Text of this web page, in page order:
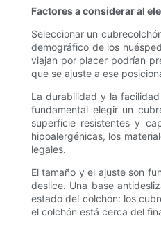
Factores a considerar al
Seleccionar un
demográfico de los
viajan por placer podrían
que se ajuste a ese
La durabilidad y la
fundamental elegir un
superficie resistentes y
hipoalergénicas, los
legales.
El tamaño y el ajuste son
deslice. Una base
estado del colchón: los
el colchón está cerca del